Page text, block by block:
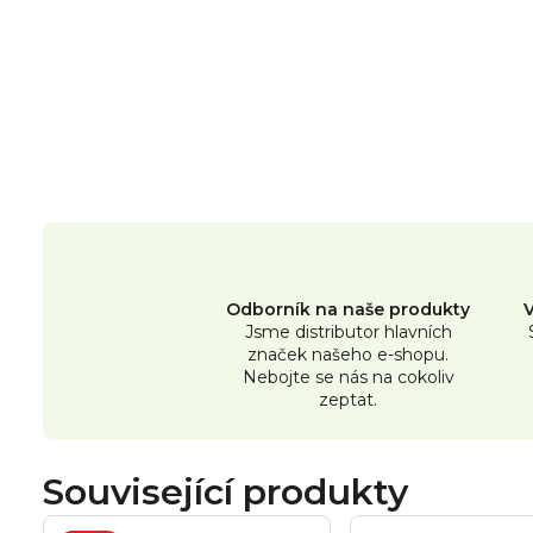
Odborník na naše produkty
Jsme distributor hlavních
značek našeho e-shopu.
Nebojte se nás na cokoliv
zeptat.
Související produkty